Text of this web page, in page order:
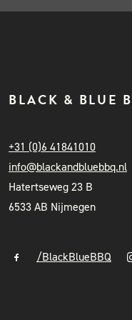
BLACK & BLUE
+31 (0)6 41841010
info@blackandbluebbq.nl
Hatertseweg 23 B
6533 AB Nijmegen
/BlackBlueBBQ